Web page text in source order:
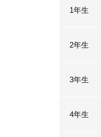
1年生
2年生
3年生
4年生